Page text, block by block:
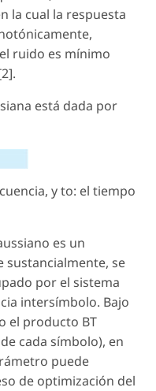
la cual la respuesta
ruido es mínimo
está dada por
y to: el tiempo
es un
sustancialmente, se
por el sistema
intersímbolo. Bajo
el producto BT
cada símbolo), en
puede
de optimización del